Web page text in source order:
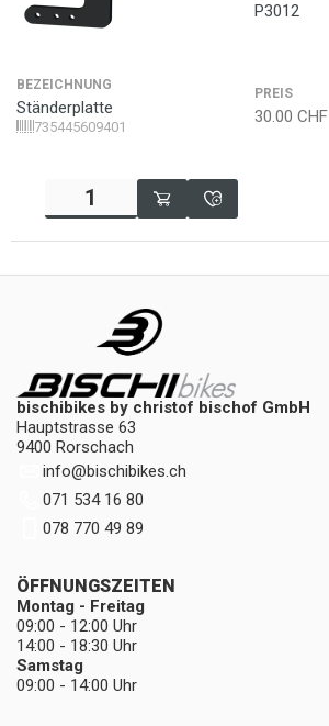
P3012
BEZEICHNUNG
Ständerplatte
735445609401
PREIS
30.00 CHF
bischibikes by christof bischof GmbH
Hauptstrasse 63
9400 Rorschach
info@bischibikes.ch
071 534 16 80
078 770 49 89
ÖFFNUNGSZEITEN
Montag - Freitag
09:00 - 12:00 Uhr
14:00 - 18:30 Uhr
Samstag
09:00 - 14:00 Uhr